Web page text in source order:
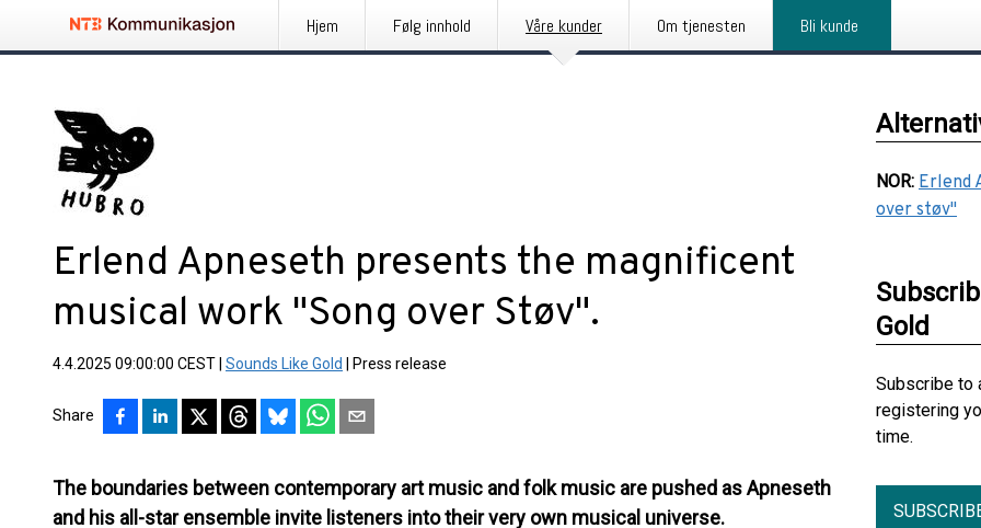
Hjem Følg innhold Våre kunder Om tjenesten Bli kunde
Erlend Apneseth presents the magnificent
musical work "Song over Støv".
4.4.2025 09:00:00 CEST Sounds Like Gold Press release
Share
The boundaries between contemporary art music and folk music are pushed as Apneseth
and his all-star ensemble invite listeners into their very own musical universe.
NOR: Erlend
over støv"
Gold
Subscribe to
registering
time.